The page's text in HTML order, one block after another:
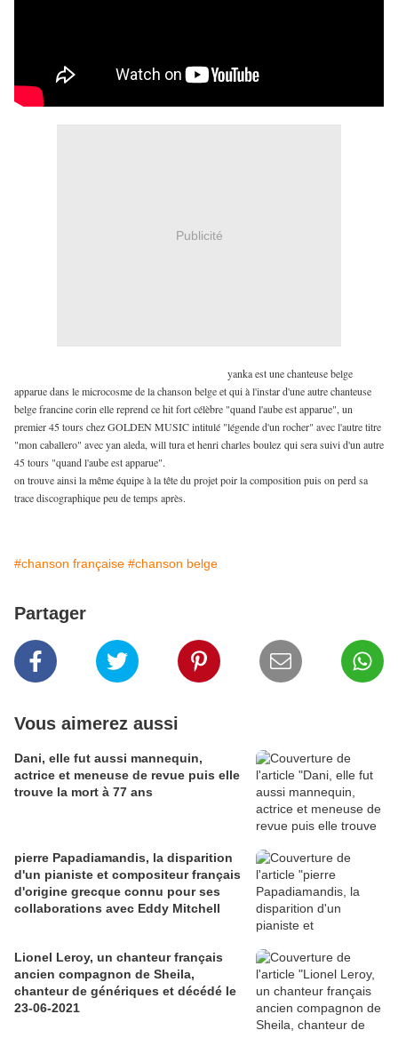
Publicité
yanka est une chanteuse belge
apparue dans le microcosme de la chanson belge et qui à l'instar d'une autre chanteuse
belge francine corin elle reprend ce hit fort célèbre "quand l'aube est apparue", un
premier 45 tours chez GOLDEN MUSIC intitulé "légende d'un rocher" avec l'autre titre
"mon caballero" avec yan aleda, will tura et henri charles boulez qui sera suivi d'un autre
45 tours "quand l'aube est apparue".
on trouve ainsi la même équipe à la tête du projet poir la composition puis on perd sa
trace discographique peu de temps après.
#chanson française #chanson belge
Partager
Vous aimerez aussi
Dani, elle fut aussi mannequin,
actrice et meneuse de revue puis elle
trouve la mort à 77 ans
pierre Papadiamandis, la disparition
d'un pianiste et compositeur français
d'origine grecque connu pour ses
collaborations avec Eddy Mitchell
Lionel Leroy, un chanteur français
ancien compagnon de Sheila,
chanteur de génériques et décédé le
23-06-2021